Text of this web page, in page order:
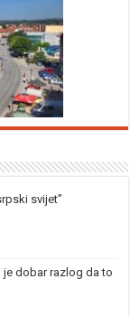
svijet”
je dobar razlog da to